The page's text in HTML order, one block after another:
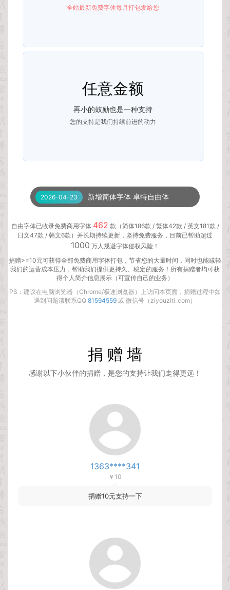
全站最新免费字体每月打包发给您
任意金额
再小的鼓励也是一种支持
您的支持是我们持续前进的动力
2026-04-23 新增简体字体 卓特自由体
2026-04-23 新增简体字体 卓特清雅体
2026-04-09 新增简体字体 小城拉风体
2026-03-03 新增简体字体 乡立方黑体
2026-02-05 新增简体字体 演示魁本楷书
自由字体已收录免费商用字体 462 款（简体186款 / 繁体42款 / 英文181款 /
日文47款 / 韩文6款）并长期持续更新，坚持免费服务，目前已帮助超过
1000 万人规避字体侵权风险！
捐赠>=10元可获得全部免费商用字体打包，节省您的大量时间，同时也能减轻
我们的运营成本压力，帮助我们提供更持久、稳定的服务！所有捐赠者均可获
得个人简介信息展示（可宣传自己的业务）
PS：建议在电脑浏览器（Chrome/极速浏览器）上访问本页面，捐赠过程中如
遇到问题请联系QQ 81594559 或 微信号（ziyouziti_com）
捐 赠 墙
感谢以下小伙伴的捐赠，是您的支持让我们走得更远！
1363****341
￥10
捐赠10元支持一下